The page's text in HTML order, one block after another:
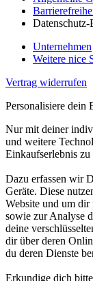
Datenschutz-
Unternehmen
Weitere nice
Vertrag widerrufen
Personalisiere dein
Nur mit deiner
und weitere
Einkaufserlebnis zu
Dazu erfassen wir
Geräte. Diese
Website und um dir
sowie zur Analyse
deine
dir über deren
du deren Dienste
Erkundige dich